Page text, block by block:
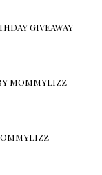
GIVEAWAY
MOMMYLIZZ